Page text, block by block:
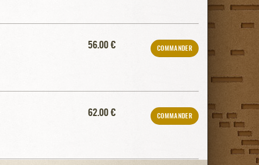
56.00 € COMMANDER
62.00 € COMMANDER